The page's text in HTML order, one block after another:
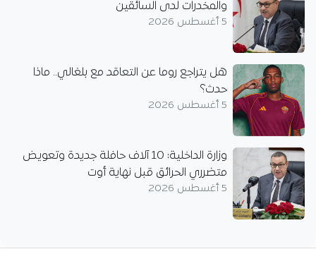
والمخدرات لدى السائقين
5 أغسطس 2026
هل يتراجع روما عن التعاقد مع بلغالي.. ماذا
حدث؟
5 أغسطس 2026
وزارة الداخلية: 10 آلاف حافلة جديدة وتعويض
متضرري الحرائق قبل نهاية أوت
5 أغسطس 2026